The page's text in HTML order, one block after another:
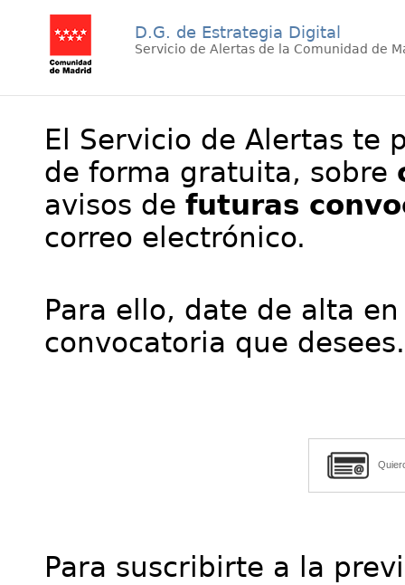
D.G. de Estrategia Digital
Servicio de Alertas de la Comunidad de
El Servicio de Alertas te
de forma gratuita, sobre
avisos de futuras
correo electrónico.
Para ello, date de alta
convocatoria que desees.
Para suscribirte a la